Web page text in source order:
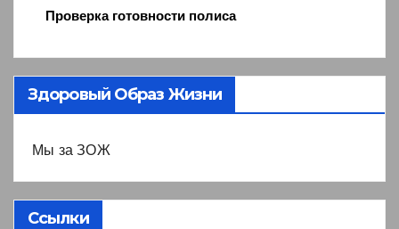
Проверка готовности полиса
Здоровый Образ Жизни
Мы за ЗОЖ
Ссылки